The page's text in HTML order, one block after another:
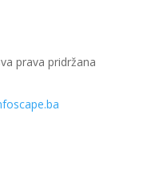
prava pridržana